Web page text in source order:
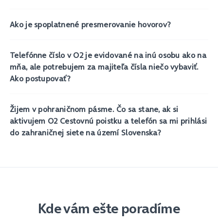
Ako je spoplatnené presmerovanie hovorov?
Telefónne číslo v O2 je evidované na inú osobu ako na
mňa, ale potrebujem za majiteľa čísla niečo vybaviť.
Ako postupovať?
Žijem v pohraničnom pásme. Čo sa stane, ak si
aktivujem O2 Cestovnú poistku a telefón sa mi prihlási
do zahraničnej siete na území Slovenska?
Kde vám ešte poradíme